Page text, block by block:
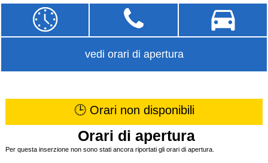
vedi orari di apertura
🕒 Orari non disponibili
Orari di apertura
Per questa inserzione non sono stati ancora riportati gli orari di apertura.